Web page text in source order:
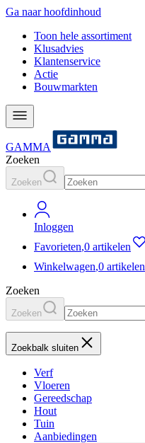
Ga naar hoofdinhoud
Toon hele assortiment
Klusadvies
Klantenservice
Actie
Bouwmarkten
GAMMA
Zoeken
Zoeken
Inloggen
Favorieten,0 artikelen
Winkelwagen,0 artikelen
Zoeken
Zoeken
Zoekbalk sluiten
Verf
Vloeren
Gereedschap
Hout
Tuin
Aanbiedingen